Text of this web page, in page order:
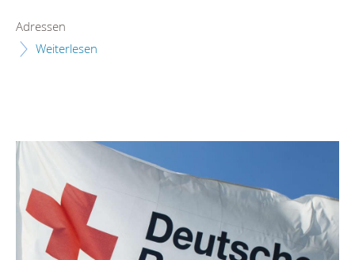
Adressen
Weiterlesen